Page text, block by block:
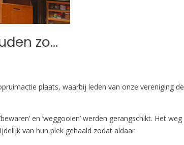
zo…
plaats, waarbij leden van onze vereniging de
en ’weggooien’ werden gerangschikt. Het weg
van hun plek gehaald zodat aldaar